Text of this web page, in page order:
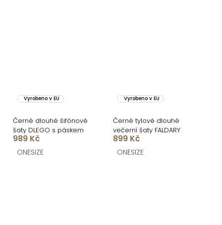
Vyrobeno v EU
Černé dlouhé šifónové
šaty DLEGO s páskem
989 Kč
ONESIZE
Vyrobeno v EU
Černé tylové dlouhé
večerní šaty FALDARY
899 Kč
ONESIZE